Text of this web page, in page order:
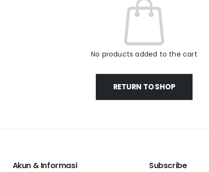
No products added to the cart
RETURN TO SHOP
Akun & Informasi Subscribe